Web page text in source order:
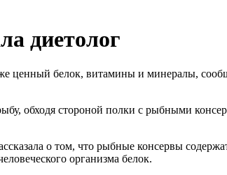
диетолог
ценный белок, витамины и минералы,
обходя стороной полки с рыбными
о том, что рыбные консервы
организма белок.